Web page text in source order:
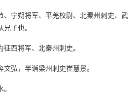
、宁朔将军、平羌校尉、北秦州刺史、武
子也。
西将军、北秦州刺史。
弘，半诣梁州刺史崔慧景。